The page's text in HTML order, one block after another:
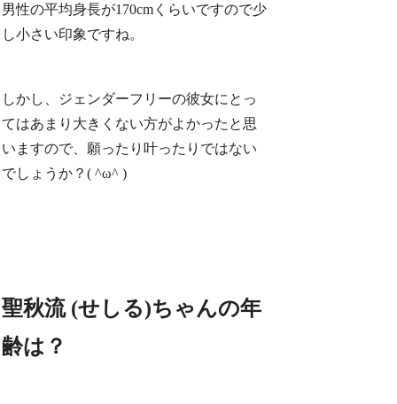
男性の平均身長が170cmくらいですので少
し小さい印象ですね。
しかし、ジェンダーフリーの彼女にとっ
てはあまり大きくない方がよかったと思
いますので、願ったり叶ったりではない
でしょうか？( ^ω^ )
聖秋流 (せしる)ちゃんの年
齢は？